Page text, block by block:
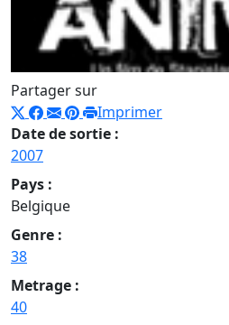
Partager sur
Imprimer
Date de sortie :
2007
Pays :
Belgique
Genre :
38
Metrage :
40